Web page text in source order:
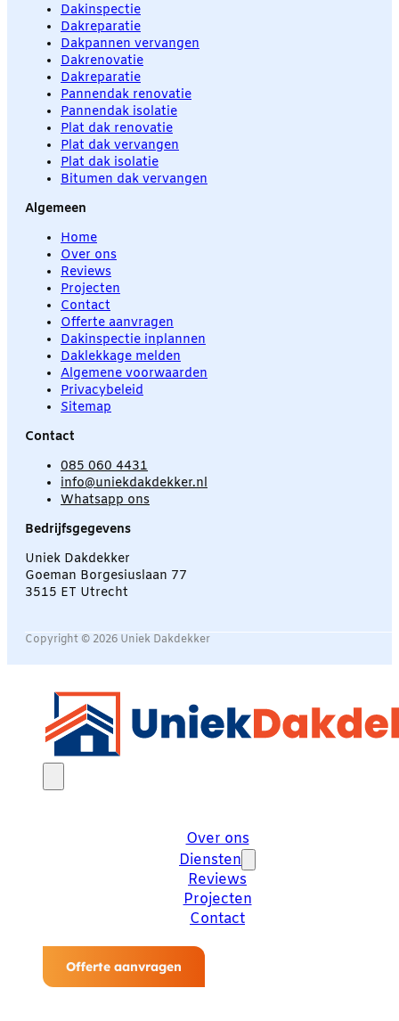
Dakinspectie
Dakreparatie
Dakpannen vervangen
Dakrenovatie
Dakreparatie
Pannendak renovatie
Pannendak isolatie
Plat dak renovatie
Plat dak vervangen
Plat dak isolatie
Bitumen dak vervangen
Algemeen
Home
Over ons
Reviews
Projecten
Contact
Offerte aanvragen
Dakinspectie inplannen
Daklekkage melden
Algemene voorwaarden
Privacybeleid
Sitemap
Contact
085 060 4431
info@uniekdakdekker.nl
Whatsapp ons
Bedrijfsgegevens
Uniek Dakdekker
Goeman Borgesiuslaan 77
3515 ET Utrecht
Copyright © 2026 Uniek Dakdekker
Over ons
Diensten
Reviews
Projecten
Contact
Offerte aanvragen